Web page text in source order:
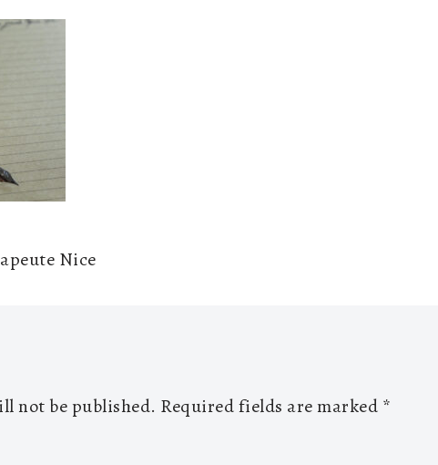
Nice
not be published. Required fields are marked *